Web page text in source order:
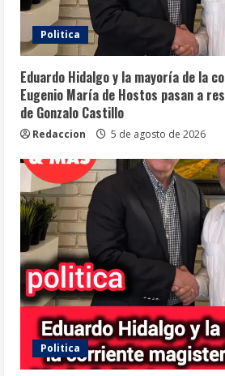
Politica
Eduardo Hidalgo y la mayoría de la
Eugenio María de Hostos pasan a
de Gonzalo Castillo
Redaccion 5 de agosto de 2026
Politica